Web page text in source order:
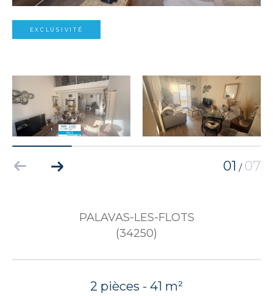
EXCLUSIVITÉ
01 / 07
PALAVAS-LES-FLOTS
(34250)
2 pièces - 41 m²